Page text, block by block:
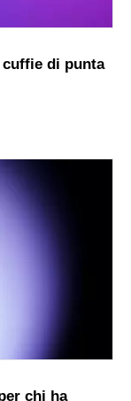
cuffie di punta
chi ha